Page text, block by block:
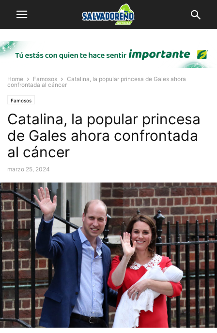
Home Famosos
Catalina, la popular princesa de Gales ahora
confrontada al cáncer
Famosos
Catalina, la popular princesa
de Gales ahora confrontada
al cáncer
marzo 25, 2024